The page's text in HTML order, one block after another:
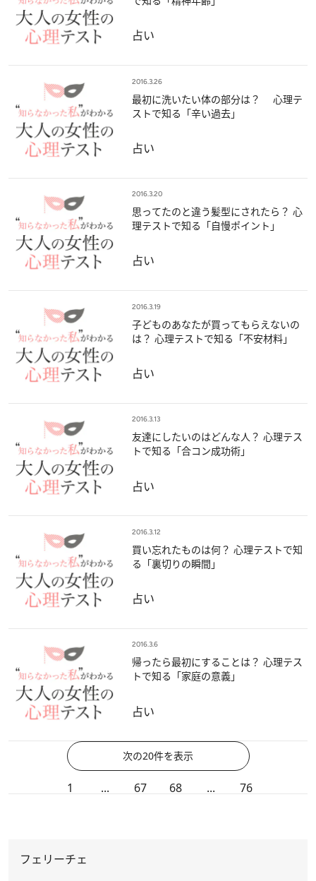
占い
2016.3.26
最初に洗いたい体の部分は？ 心理テ
ストで知る「辛い過去」
占い
2016.3.20
思ってたのと違う髪型にされたら？ 心
理テストで知る「自慢ポイント」
占い
2016.3.19
子どものあなたが買ってもらえないの
は？ 心理テストで知る「不安材料」
占い
2016.3.13
友達にしたいのはどんな人？ 心理テス
トで知る「合コン成功術」
占い
2016.3.12
買い忘れたものは何？ 心理テストで知
る「裏切りの瞬間」
占い
2016.3.6
帰ったら最初にすることは？ 心理テス
トで知る「家庭の意義」
占い
次の20件を表示
1 ... 67 68 ... 76
フェリーチェ